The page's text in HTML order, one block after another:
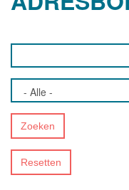
Zoeken
Resetten